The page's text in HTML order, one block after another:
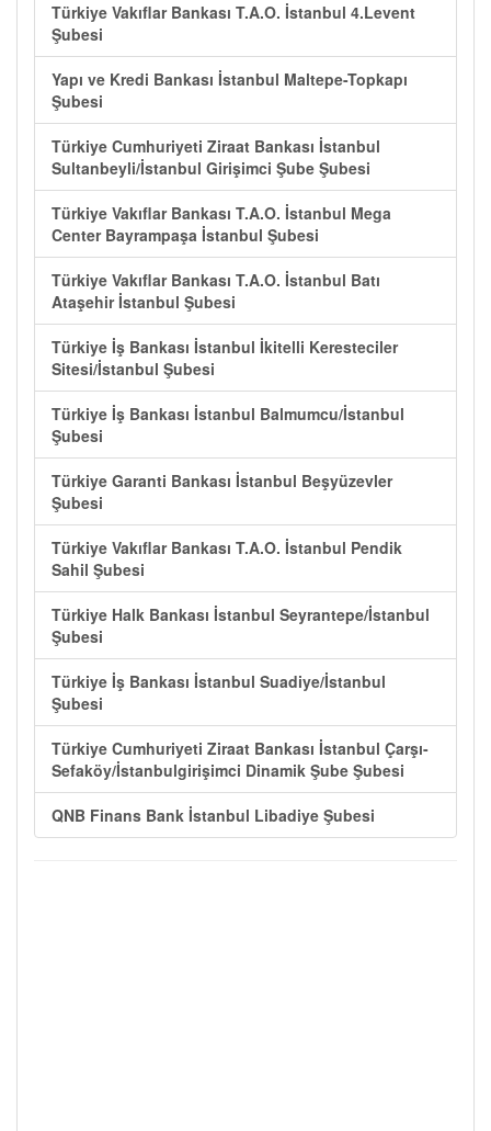
Türkiye Vakıflar Bankası T.A.O. İstanbul 4.Levent
Şubesi
Yapı ve Kredi Bankası İstanbul Maltepe-Topkapı
Şubesi
Türkiye Cumhuriyeti Ziraat Bankası İstanbul
Sultanbeyli/İstanbul Girişimci Şube Şubesi
Türkiye Vakıflar Bankası T.A.O. İstanbul Mega
Center Bayrampaşa İstanbul Şubesi
Türkiye Vakıflar Bankası T.A.O. İstanbul Batı
Ataşehir İstanbul Şubesi
Türkiye İş Bankası İstanbul İkitelli Keresteciler
Sitesi/İstanbul Şubesi
Türkiye İş Bankası İstanbul Balmumcu/İstanbul
Şubesi
Türkiye Garanti Bankası İstanbul Beşyüzevler
Şubesi
Türkiye Vakıflar Bankası T.A.O. İstanbul Pendik
Sahil Şubesi
Türkiye Halk Bankası İstanbul Seyrantepe/İstanbul
Şubesi
Türkiye İş Bankası İstanbul Suadiye/İstanbul
Şubesi
Türkiye Cumhuriyeti Ziraat Bankası İstanbul Çarşı-
Sefaköy/İstanbulgirişimci Dinamik Şube Şubesi
QNB Finans Bank İstanbul Libadiye Şubesi